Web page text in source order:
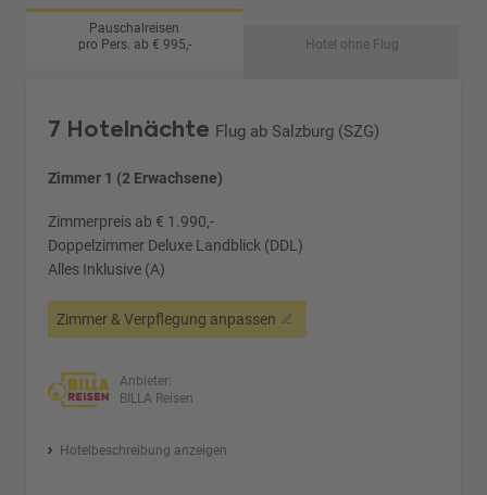
Pauschalreisen
pro Pers. ab € 995,-
Hotel ohne Flug
7 Hotelnächte Flug ab Salzburg (SZG)
Zimmer 1 (2 Erwachsene)
Zimmerpreis ab € 1.990,-
Doppelzimmer Deluxe Landblick (DDL)
Alles Inklusive (A)
Zimmer & Verpflegung anpassen
Anbieter:
BILLA Reisen
Hotelbeschreibung anzeigen